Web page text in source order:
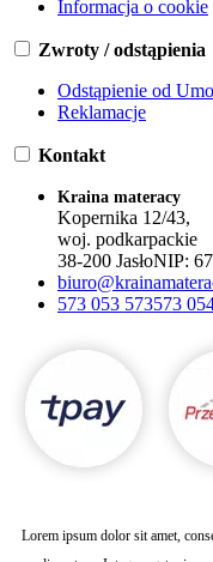
Informacja o cookie
Zwroty / odstąpienia
Odstąpienie od
Reklamacje
Kontakt
Kraina materacy
Kopernika 12/43,
woj. podkarpackie
38-200 JasłoNIP:
573 053 573573
Lorem ipsum dolor sit amet,